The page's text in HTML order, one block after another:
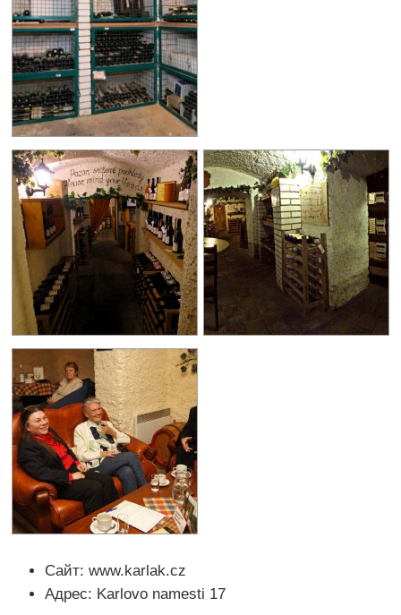
Сайт: www.karlak.cz
Адрес: Karlovo namesti 17